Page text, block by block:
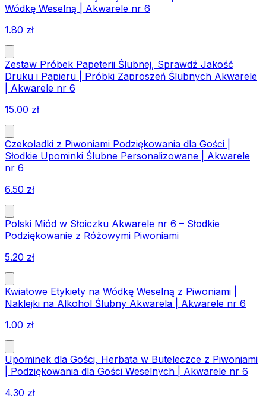
Wódkę Weselną | Akwarele nr 6
1.80 zł
Zestaw Próbek Papeterii Ślubnej, Sprawdź Jakość
Druku i Papieru | Próbki Zaproszeń Ślubnych Akwarele
| Akwarele nr 6
15.00 zł
Czekoladki z Piwoniami Podziękowania dla Gości |
Słodkie Upominki Ślubne Personalizowane | Akwarele
nr 6
6.50 zł
Polski Miód w Słoiczku Akwarele nr 6 – Słodkie
Podziękowanie z Różowymi Piwoniami
5.20 zł
Kwiatowe Etykiety na Wódkę Weselną z Piwoniami |
Naklejki na Alkohol Ślubny Akwarela | Akwarele nr 6
1.00 zł
Upominek dla Gości, Herbata w Buteleczce z Piwoniami
| Podziękowania dla Gości Weselnych | Akwarele nr 6
4.30 zł